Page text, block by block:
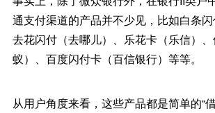
通支付渠道的产品并不少见，比如白条
去花闪付（去哪儿）、乐花卡（乐信）
蚁）、百度闪付卡（百信银行）等等。
从用户角度来看，这些产品都是简单的“